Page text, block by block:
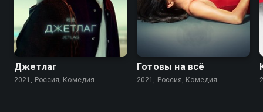
6.9
Джетлаг
2021, Россия, Комедия
7.5
Готовы на всё
2021, Россия, Комедия